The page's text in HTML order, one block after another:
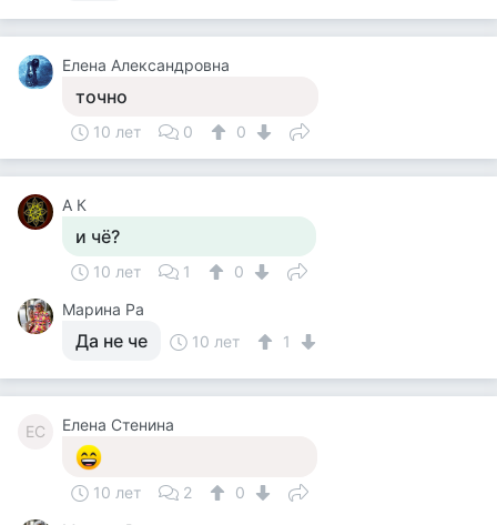
Елена Александровна
точно
10 лет 0 0
А К
и чё?
10 лет 1
0
Марина Ра
Да не че 10 лет 1
ЕС Елена Стенина
10 лет 2
0